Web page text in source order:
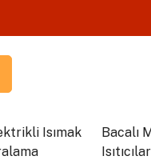
Isımak
Bacalı
Isıtıcılar